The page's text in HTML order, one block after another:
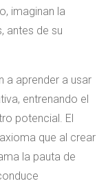
imaginan la
antes de su
a aprender a usar
entrenando el
potencial. El
que al crear
la pauta de